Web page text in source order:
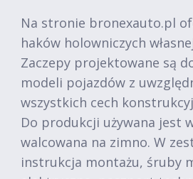
Na stronie bronexauto.pl
haków holowniczych
Zaczepy projektowane są
modeli pojazdów z
wszystkich cech
Do produkcji używana jest
walcowana na zimno. W
instrukcja montażu, śruby